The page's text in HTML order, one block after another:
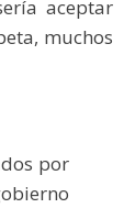
aceptar
muchos
por